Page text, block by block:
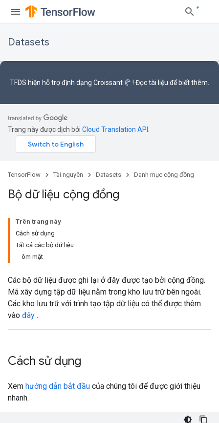
Datasets
TFDS hiện hỗ trợđịnh dạng Croissant 🥐 ! Đọctài liệu để biết thêm.
Trang này được dịch bởi Cloud Translation API
TensorFlow Tài nguyên Datasets Danh mục cộng đồng
Bộ dữ liệu cộng đồng
Trên trang này
Cách sử dụng
Tất cả các bộ dữ liệu
ôm mặt
Các bộ dữ liệu được ghi lại ở đây được tạo bởi cộng đồng.
Mã xây dựng tập dữ liệu nằm trong kho lưu trữ bên ngoài.
Các kho lưu trữ với trình tạo tập dữ liệu có thể được thêm
vào đây .
Cách sử dụng
Xem hướng dẫn bắt đầu của chúng tôi để được giới thiệu
nhanh.